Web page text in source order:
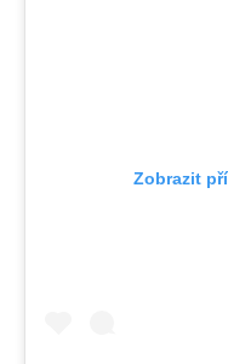
Zobrazit